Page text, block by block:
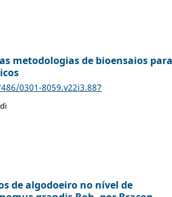
metodologias de bioensaios para
0301-8059.v22i3.887
de algodoeiro no nível de